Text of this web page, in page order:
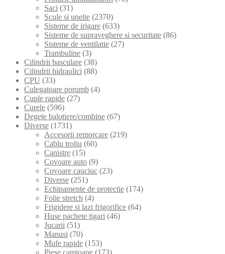
Saci (31)
Scule si unelte (2370)
Sisteme de irigare (633)
Sisteme de supraveghere si securitate (86)
Sisteme de ventilatie (27)
Trambuline (3)
Cilindrii basculare (38)
Cilindrii hidraulici (88)
CPU (33)
Culegatoare porumb (4)
Cuple rapide (27)
Curele (596)
Degete balotiere/combine (67)
Diverse (1731)
Accesorii remorcare (219)
Cablu troliu (60)
Canistre (15)
Covoare auto (9)
Covoare cauciuc (23)
Diverse (251)
Echipamente de protectie (174)
Folie stretch (4)
Frigidere si lazi frigorifice (64)
Huse pachete tigari (46)
Jucarii (51)
Manusi (70)
Mufe rapide (153)
Piese camioane (173)